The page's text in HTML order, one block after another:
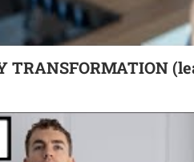
TRANSFORMATION